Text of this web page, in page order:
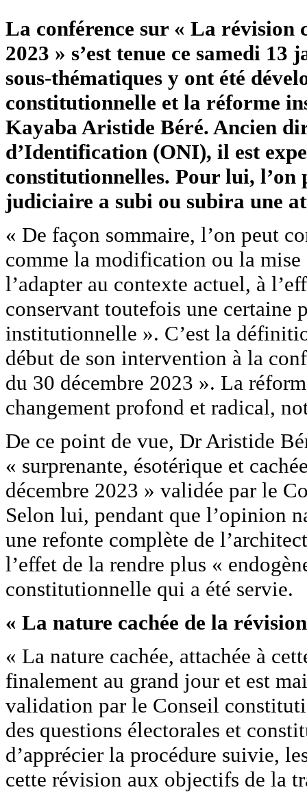
La conférence sur « La révision
2023 » s’est tenue ce samedi
sous-thématiques y ont été
constitutionnelle et la réforme
Kayaba Aristide Béré. Ancien
d’Identification (ONI), il est
constitutionnelles. Pour lui, l’on
judiciaire a subi ou subira une
« De façon sommaire, l’on peut
comme la modification ou la
l’adapter au contexte actuel, à
conservant toutefois une certaine
institutionnelle ». C’est la
début de son intervention à la
du 30 décembre 2023 ». La
changement profond et radical,
De ce point de vue, Dr Aristide
« surprenante, ésotérique et
décembre 2023 » validée par le
Selon lui, pendant que l’opinion
une refonte complète de
l’effet de la rendre plus «
constitutionnelle qui a été servie.
« La nature cachée de la
« La nature cachée, attachée à
finalement au grand jour et est
validation par le Conseil
des questions électorales et
d’apprécier la procédure suivie,
cette révision aux objectifs de la